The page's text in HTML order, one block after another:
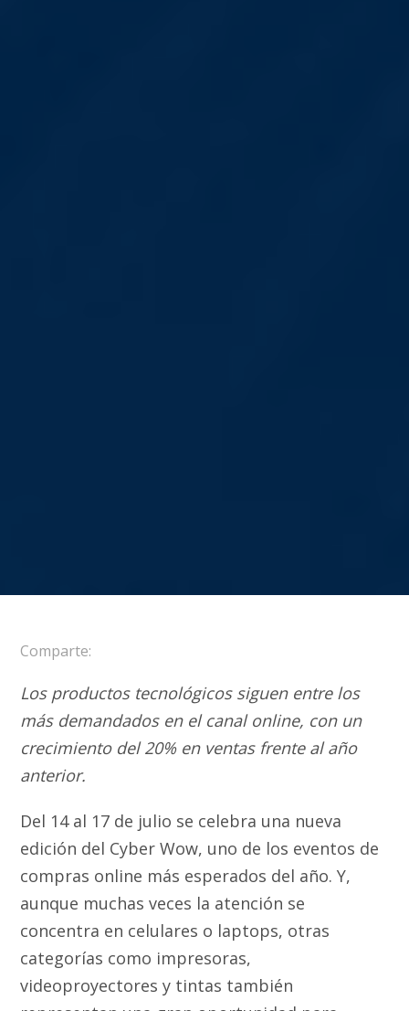
Comparte:
Los productos tecnológicos siguen entre los
más demandados en el canal online, con un
crecimiento del 20% en ventas frente al año
anterior.
Del 14 al 17 de julio se celebra una nueva
edición del Cyber Wow, uno de los eventos de
compras online más esperados del año. Y,
aunque muchas veces la atención se
concentra en celulares o laptops, otras
categorías como impresoras,
videoproyectores y tintas también